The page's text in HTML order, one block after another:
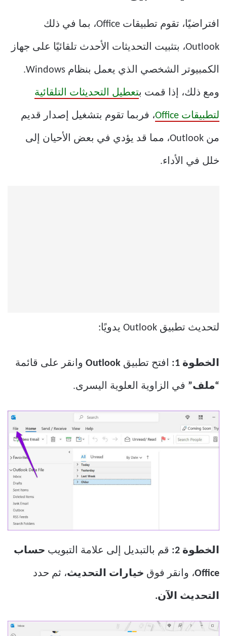
افتراضيًا، تقوم تطبيقات Office، بما في ذلك
Outlook، بتثبيت التحديثات الأحدث تلقائيًا على جهاز
الكمبيوتر الشخصي الذي يعمل بنظام Windows.
ومع ذلك، إذا قمت بتعطيل التحديثات التلقائية
لتطبيقات Office ، فربما تقوم بتشغيل إصدار قديم
من Outlook، مما قد يؤدي في بعض الأحيان إلى
خلل في الأداء.
لتحديث تطبيق Outlook يدويًا:
الخطوة 1: افتح تطبيق Outlook وانقر على قائمة
“ملف” في الزاوية العلوية اليسرى.
الخطوة 2: قم بالتبديل إلى علامة التبويب حساب
Office، وانقر فوق خيارات التحديث، ثم حدد
التحديث الآن.